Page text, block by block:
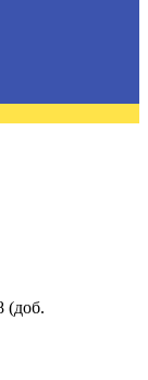
(доб.